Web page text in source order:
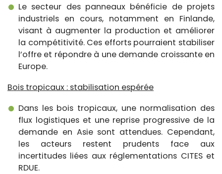
Le secteur des panneaux bénéficie de projets
industriels en cours, notamment en Finlande,
visant à augmenter la production et améliorer
la compétitivité. Ces efforts pourraient stabiliser
l’offre et répondre à une demande croissante en
Europe.
Bois tropicaux : stabilisation espérée
Dans les bois tropicaux, une normalisation des
flux logistiques et une reprise progressive de la
demande en Asie sont attendues. Cependant,
les acteurs restent prudents face aux
incertitudes liées aux réglementations CITES et
RDUE.